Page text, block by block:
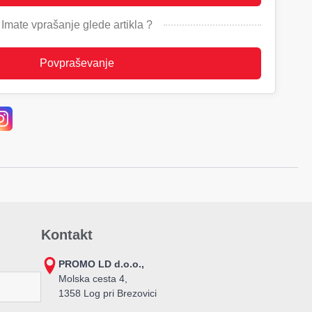
Imate vprašanje glede artikla ?
Povpraševanje
Kontakt
PROMO LD d.o.o.,
Molska cesta 4,
1358 Log pri Brezovici